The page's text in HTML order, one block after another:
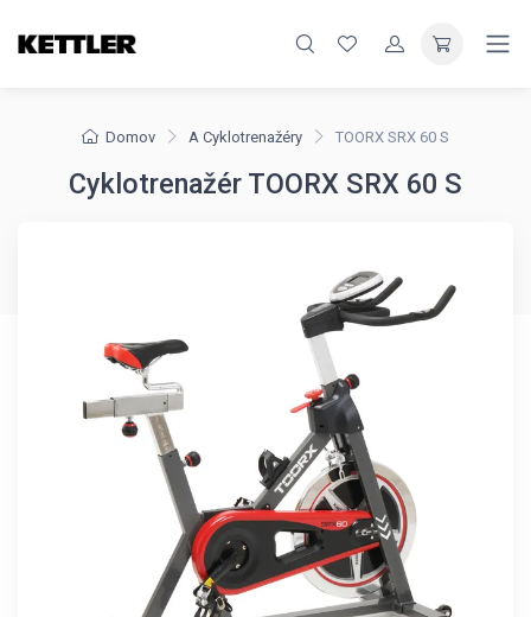
Domov A Cyklotrenažéry TOORX SRX 60 S
Cyklotrenažér TOORX SRX 60 S